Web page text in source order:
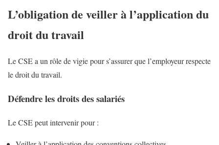
L’obligation de veiller à l’application du
droit du travail
Le CSE a un rôle de vigie pour s’assurer que l’employeur respecte
le droit du travail.
Défendre les droits des salariés
Le CSE peut intervenir pour :